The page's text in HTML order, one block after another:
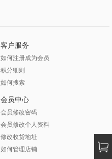
客户服务
如何注册成为会员
积分细则
如何搜索
会员中心
会员修改密码
会员修改个人资料
修改收货地址
如何管理店铺